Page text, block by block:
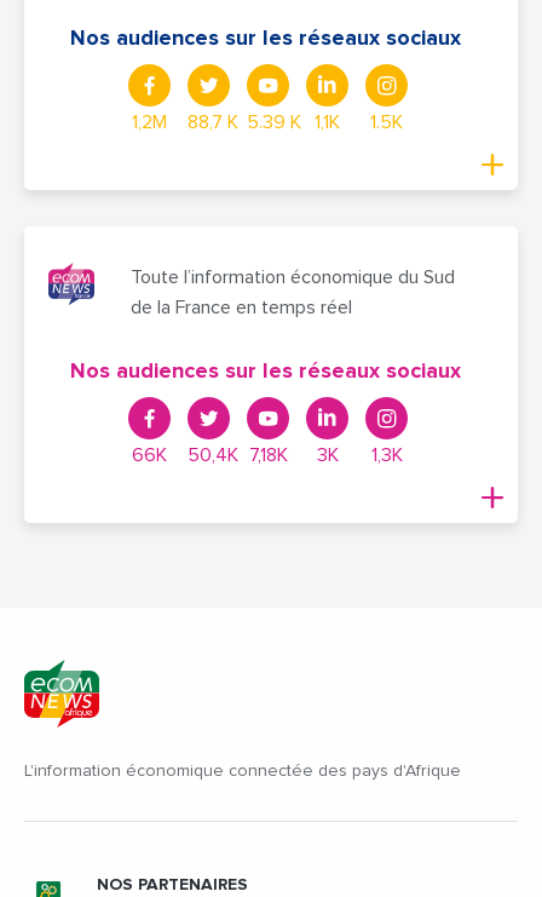
Nos audiences sur les réseaux sociaux
1,2M 88,7 K 5.39 K 1,1K 1.5K
Toute l’information économique du Sud
de la France en temps réel
Nos audiences sur les réseaux sociaux
66K 50,4K 7,18K 3K 1,3K
L'information économique connectée des pays d'Afrique
NOS PARTENAIRES